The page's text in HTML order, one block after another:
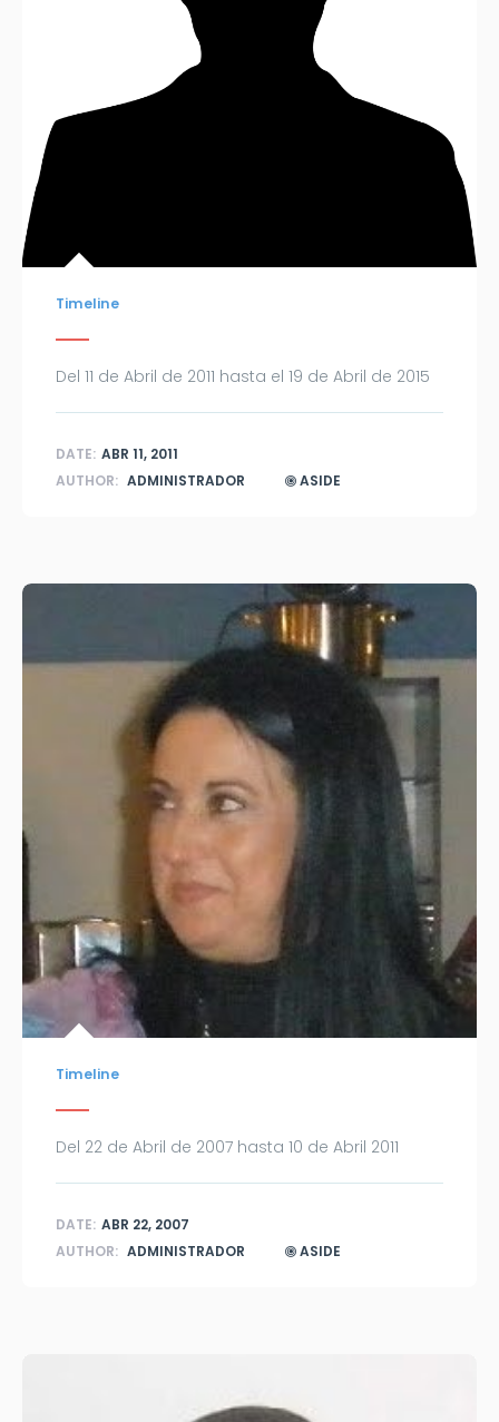
Timeline
Del 11 de Abril de 2011 hasta el 19 de Abril de 2015
DATE: ABR 11, 2011
AUTHOR: ADMINISTRADOR ASIDE
Timeline
Del 22 de Abril de 2007 hasta 10 de Abril 2011
DATE: ABR 22, 2007
AUTHOR: ADMINISTRADOR ASIDE